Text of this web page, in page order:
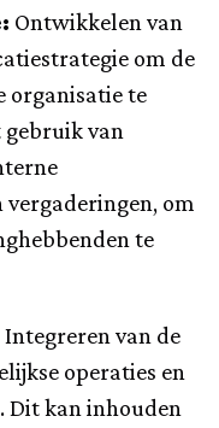
Ontwikkelen van
om de
organisatie te
van
om
te
Integreren van de
operaties en
Dit kan inhouden